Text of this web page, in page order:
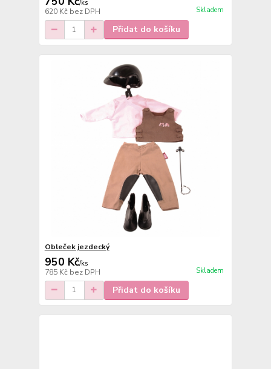
/ks
620 Kč bez DPH Skladem
Přidat do košíku
Obleček jezdecký
950 Kč/ks
785 Kč bez DPH Skladem
Přidat do košíku